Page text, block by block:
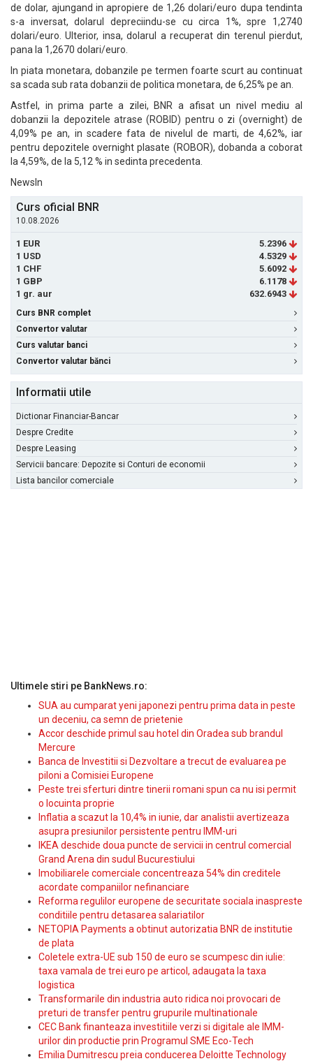
de dolar, ajungand in apropiere de 1,26 dolari/euro dupa tendinta
s-a inversat, dolarul depreciindu-se cu circa 1%, spre 1,2740
dolari/euro. Ulterior, insa, dolarul a recuperat din terenul pierdut,
pana la 1,2670 dolari/euro.
In piata monetara, dobanzile pe termen foarte scurt au continuat
sa scada sub rata dobanzii de politica monetara, de 6,25% pe an.
Astfel, in prima parte a zilei, BNR a afisat un nivel mediu al
dobanzii la depozitele atrase (ROBID) pentru o zi (overnight) de
4,09% pe an, in scadere fata de nivelul de marti, de 4,62%, iar
pentru depozitele overnight plasate (ROBOR), dobanda a coborat
la 4,59%, de la 5,12 % in sedinta precedenta.
NewsIn
Curs oficial BNR
10.08.2026
1 EUR
5.2396
1 USD
4.5329
1 CHF
5.6092
1 GBP
6.1178
1 gr. aur
632.6943
Curs BNR complet
Convertor valutar
Curs valutar banci
Convertor valutar bănci
Informatii utile
Dictionar Financiar-Bancar
Despre Credite
Despre Leasing
Servicii bancare: Depozite si Conturi de economii
Lista bancilor comerciale
Ultimele stiri pe BankNews.ro:
SUA au cumparat yeni japonezi pentru prima data in peste
un deceniu, ca semn de prietenie
Accor deschide primul sau hotel din Oradea sub brandul
Mercure
Banca de Investitii si Dezvoltare a trecut de evaluarea pe
piloni a Comisiei Europene
Peste trei sferturi dintre tinerii romani spun ca nu isi permit
o locuinta proprie
Inflatia a scazut la 10,4% in iunie, dar analistii avertizeaza
asupra presiunilor persistente pentru IMM-uri
IKEA deschide doua puncte de servicii in centrul comercial
Grand Arena din sudul Bucurestiului
Imobiliarele comerciale concentreaza 54% din creditele
acordate companiilor nefinanciare
Reforma regulilor europene de securitate sociala inaspreste
conditiile pentru detasarea salariatilor
NETOPIA Payments a obtinut autorizatia BNR de institutie
de plata
Coletele extra-UE sub 150 de euro se scumpesc din iulie:
taxa vamala de trei euro pe articol, adaugata la taxa
logistica
Transformarile din industria auto ridica noi provocari de
preturi de transfer pentru grupurile multinationale
CEC Bank finanteaza investitiile verzi si digitale ale IMM-
urilor din productie prin Programul SME Eco-Tech
Emilia Dumitrescu preia conducerea Deloitte Technology